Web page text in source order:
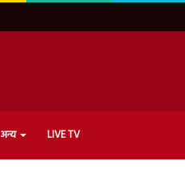
अन्य LIVE TV